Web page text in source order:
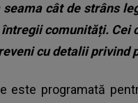
cât de strâns
comunități. Cei
cu detalii privind
este programată